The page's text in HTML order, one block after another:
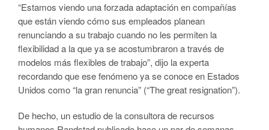
“Estamos viendo una forzada adaptación en compañías
que están viendo cómo sus empleados planean
renunciando a su trabajo cuando no les permiten la
flexibilidad a la que ya se acostumbraron a través de
modelos más flexibles de trabajo”, dijo la experta
recordando que ese fenómeno ya se conoce en Estados
Unidos como “la gran renuncia” (“The great resignation”).
De hecho, un estudio de la consultora de recursos